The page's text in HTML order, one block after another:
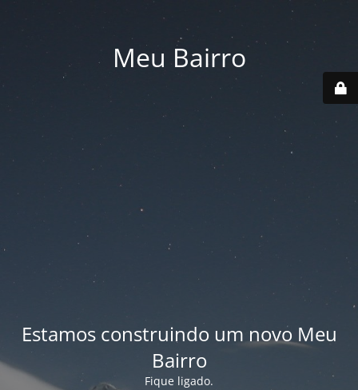
Meu Bairro
Estamos construindo um novo Meu
Bairro
Fique ligado.